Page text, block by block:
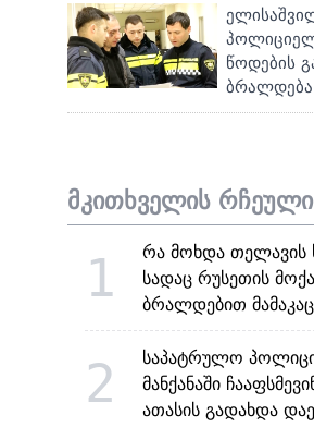
წოდების
ბრალდება
მკითხველის რჩეული
1
რა მოხდა თელავის
სადაც რუსეთის
ბრალდებით
2
საპატრულო
მანქანაში
ათასის გადახდა